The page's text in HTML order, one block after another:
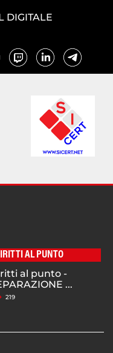
DIGITALE
AL PUNTO
al punto -
...
219